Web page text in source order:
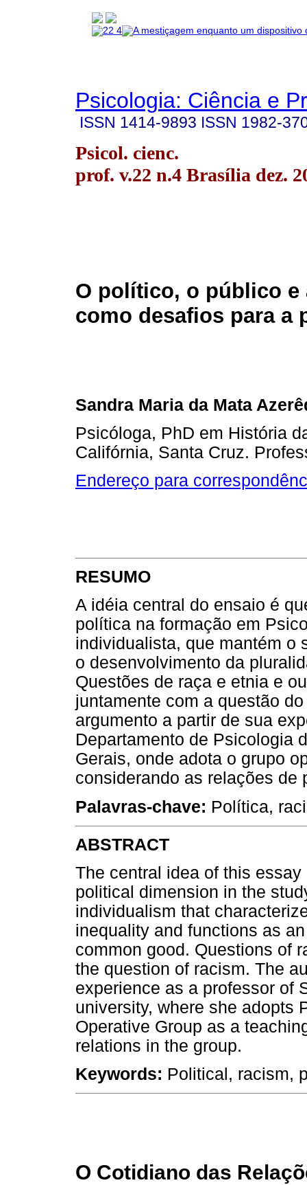
Psicologia: Ciência e
ISSN 1414-9893 ISSN 1982-
Psicol. cienc.
prof. v.22 n.4 Brasília dez.
O político, o público e
como desafios para a
Sandra Maria da Mata
Psicóloga, PhD em História
Califórnia, Santa Cruz.
Endereço para
RESUMO
A idéia central do ensaio é
política na formação em
individualista, que mantém o
o desenvolvimento da
Questões de raça e etnia e
juntamente com a questão
argumento a partir de sua
Departamento de Psicologia
Gerais, onde adota o grupo
considerando as relações de
Palavras-chave: Política,
ABSTRACT
The central idea of this
political dimension in the
individualism that
inequality and functions as
common good. Questions of
the question of racism. The
experience as a professor of
university, where she adopts
Operative Group as a
relations in the group.
Keywords: Political, racism,
O Cotidiano das